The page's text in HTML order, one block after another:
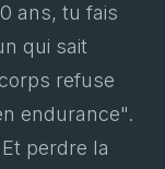
ans, tu fais
qui sait
refuse
endurance".
perdre la